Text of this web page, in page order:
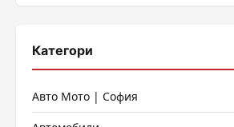
Категори
Авто Мото | София